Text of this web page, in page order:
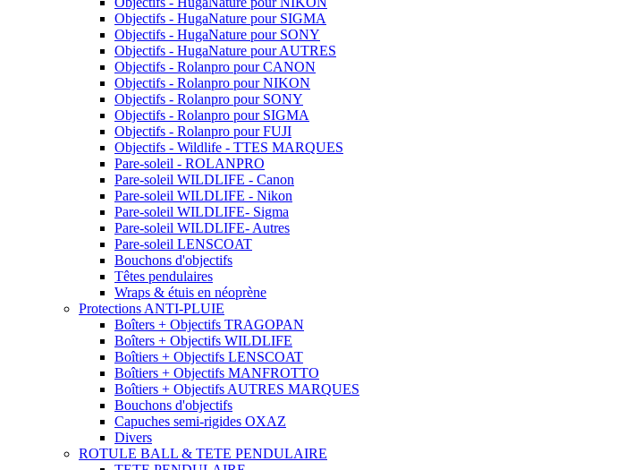
Objectifs - HugaNature pour SIGMA
Objectifs - HugaNature pour SONY
Objectifs - HugaNature pour AUTRES
Objectifs - Rolanpro pour CANON
Objectifs - Rolanpro pour NIKON
Objectifs - Rolanpro pour SONY
Objectifs - Rolanpro pour SIGMA
Objectifs - Rolanpro pour FUJI
Objectifs - Wildlife - TTES MARQUES
Pare-soleil - ROLANPRO
Pare-soleil WILDLIFE - Canon
Pare-soleil WILDLIFE - Nikon
Pare-soleil WILDLIFE- Sigma
Pare-soleil WILDLIFE- Autres
Pare-soleil LENSCOAT
Bouchons d'objectifs
Têtes pendulaires
Wraps & étuis en néoprène
Protections ANTI-PLUIE
Boîters + Objectifs TRAGOPAN
Boîters + Objectifs WILDLIFE
Boîtiers + Objectifs LENSCOAT
Boîtiers + Objectifs MANFROTTO
Boîtiers + Objectifs AUTRES MARQUES
Bouchons d'objectifs
Capuches semi-rigides OXAZ
Divers
ROTULE BALL & TETE PENDULAIRE